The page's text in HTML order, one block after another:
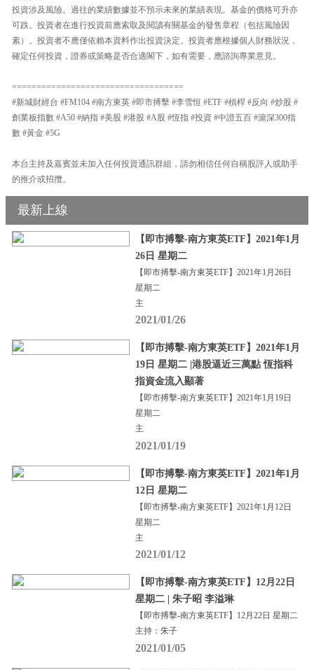
投資涉及風險。過往的業績數據並不預示未來的業績表現。基金的價格可升亦
可跌。投資者在進行投資前應索取及閱讀有關基金的發售章程（包括風險因
素）。投資者不應僅依賴本資料作出投資決定。投資者應根據個人財務狀況，
確定任何投資，證券或策略是否合適閣下，如有需要，應諮詢專業意見。
===================================
#新城財經台 #FM104 #南方東英 #即市搏擊 #李雪恒 #ETF #槓桿 #反向 #炒股 #
創業板指數 #A50 #納指 #美股 #港股 #A股 #恆指 #投資 #中證五百 #滬深300指
數 #黃金 #5G
本台主持及嘉賓並未加入任何投資通訊群組，請勿相信任何自稱股評人或助手
的推介或招攬。
最新上線
【即市搏擊-南方東英ETF】2021年1月
26日 星期二
【即市搏擊-南方東英ETF】2021年1月26日
星期二
主
2021/01/26
【即市搏擊-南方東英ETF】2021年1月
19日 星期二 |港股逼近三萬點 恆指科
指資金流入顯著
【即市搏擊-南方東英ETF】2021年1月19日
星期二
主
2021/01/19
【即市搏擊-南方東英ETF】2021年1月
12日 星期二
【即市搏擊-南方東英ETF】2021年1月12日
星期二
主
2021/01/12
【即市搏擊-南方東英ETF】12月22日
星期二 | 朱子昭 李溢琳
【即市搏擊-南方東英ETF】12月22日 星期二
主持：朱子
2021/01/05